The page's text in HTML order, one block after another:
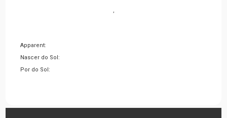
,
Apparent:
Nascer do Sol:
Por do Sol: